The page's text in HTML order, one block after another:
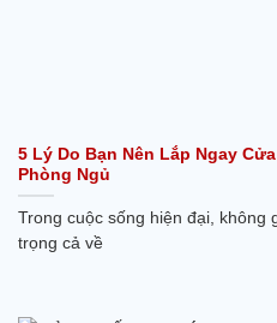
5 Lý Do Bạn Nên Lắp Ngay
Phòng Ngủ
Trong cuộc sống hiện đại, không
trọng cả về